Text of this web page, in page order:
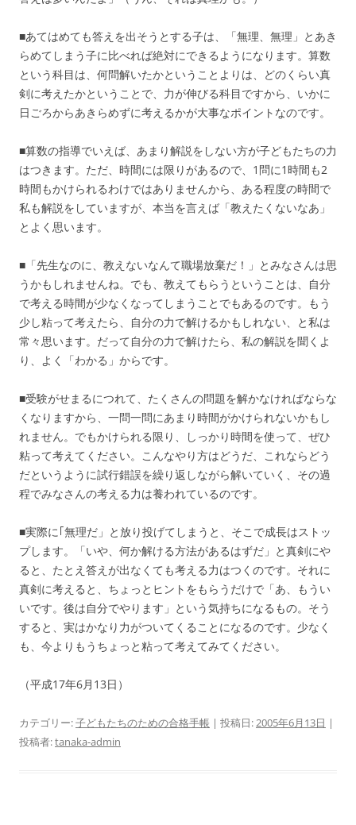
■あてはめても答えを出そうとする子は、「無理、無理」とあき
らめてしまう子に比べれば絶対にできるようになります。算数
という科目は、何問解いたかということよりは、どのくらい真
剣に考えたかということで、力が伸びる科目ですから、いかに
日ごろからあきらめずに考えるかが大事なポイントなのです。
■算数の指導でいえば、あまり解説をしない方が子どもたちの力
はつきます。ただ、時間には限りがあるので、1問に1時間も2
時間もかけられるわけではありませんから、ある程度の時間で
私も解説をしていますが、本当を言えば「教えたくないなあ」
とよく思います。
■「先生なのに、教えないなんて職場放棄だ！」とみなさんは思
うかもしれませんね。でも、教えてもらうということは、自分
で考える時間が少なくなってしまうことでもあるのです。もう
少し粘って考えたら、自分の力で解けるかもしれない、と私は
常々思います。だって自分の力で解けたら、私の解説を聞くよ
り、よく「わかる」からです。
■受験がせまるにつれて、たくさんの問題を解かなければならな
くなりますから、一問一問にあまり時間がかけられないかもし
れません。でもかけられる限り、しっかり時間を使って、ぜひ
粘って考えてください。こんなやり方はどうだ、これならどう
だというように試行錯誤を繰り返しながら解いていく、その過
程でみなさんの考える力は養われているのです。
■実際に｢無理だ」と放り投げてしまうと、そこで成長はストッ
プします。「いや、何か解ける方法があるはずだ」と真剣にや
ると、たとえ答えが出なくても考える力はつくのです。それに
真剣に考えると、ちょっとヒントをもらうだけで「あ、もうい
いです。後は自分でやります」という気持ちになるもの。そう
すると、実はかなり力がついてくることになるのです。少なく
も、今よりもうちょっと粘って考えてみてください。
（平成17年6月13日）
カテゴリー:子どもたちのための合格手帳 | 投稿日:2005年6月13日 |
投稿者:tanaka-admin